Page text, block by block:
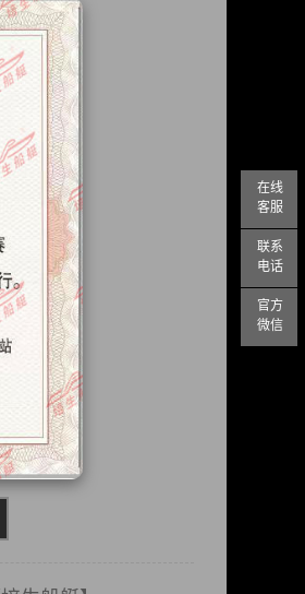
在线
客服
联系
电话
官方
微信